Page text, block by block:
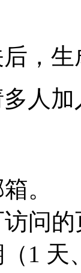
，
人
。
问的
1 天